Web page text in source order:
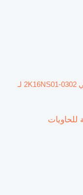
كمبيوتر داخلي 2K16NS01-0302 لـ